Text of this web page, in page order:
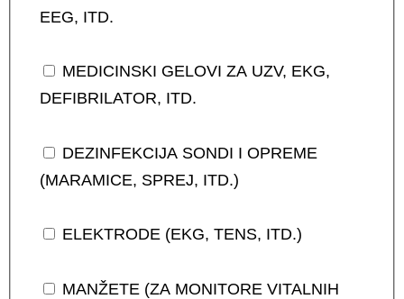
EEG, ITD.
MEDICINSKI GELOVI ZA UZV, EKG,
DEFIBRILATOR, ITD.
DEZINFEKCIJA SONDI I OPREME
(MARAMICE, SPREJ, ITD.)
ELEKTRODE (EKG, TENS, ITD.)
MANŽETE (ZA MONITORE VITALNIH